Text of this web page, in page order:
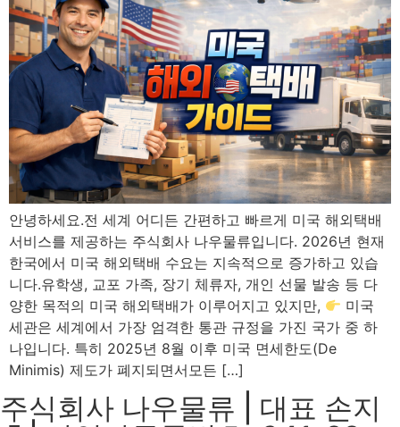
안녕하세요.전 세계 어디든 간편하고 빠르게 미국 해외택배
서비스를 제공하는 주식회사 나우물류입니다. 2026년 현재
한국에서 미국 해외택배 수요는 지속적으로 증가하고 있습
니다.유학생, 교포 가족, 장기 체류자, 개인 선물 발송 등 다
양한 목적의 미국 해외택배가 이루어지고 있지만,
미국
세관은 세계에서 가장 엄격한 통관 규정을 가진 국가 중 하
나입니다. 특히 2025년 8월 이후 미국 면세한도(De
Minimis) 제도가 폐지되면서모든 […]
주식회사 나우물류 | 대표 손지